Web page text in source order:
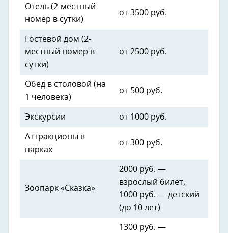
Отель (2-местный
номер в сутки)
от 3500 руб.
Гостевой дом (2-
местный номер в
сутки)
от 2500 руб.
Обед в столовой (на
1 человека)
от 500 руб.
Экскурсии от 1000 руб.
Аттракционы в
парках
от 300 руб.
Зоопарк «Сказка»
2000 руб. —
взрослый билет,
1000 руб. — детский
(до 10 лет)
1300 руб. —